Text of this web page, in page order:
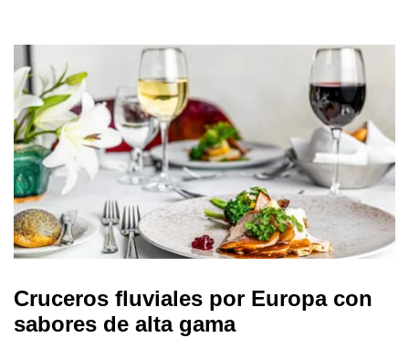
Cruceros fluviales por Europa con
sabores de alta gama